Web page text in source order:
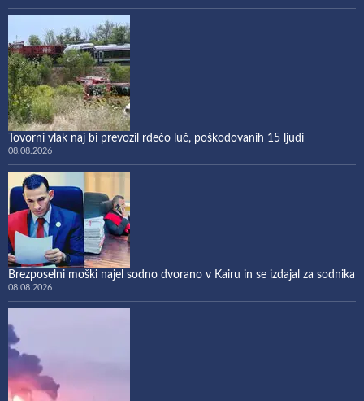
Tovorni vlak naj bi prevozil rdečo luč, poškodovanih 15 ljudi
08.08.2026
Brezposelni moški najel sodno dvorano v Kairu in se izdajal za sodnika
08.08.2026